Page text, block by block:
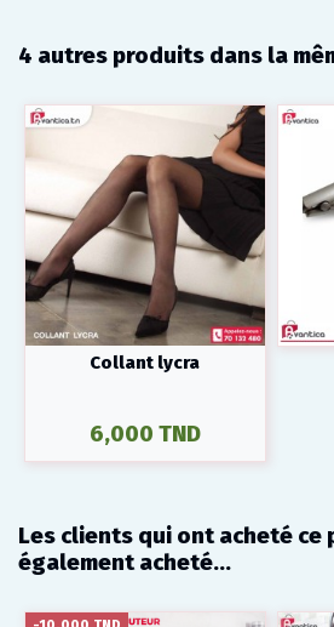
4 autres produits dans la
Collant lycra
6,000 TND
Les clients qui ont acheté
également acheté...